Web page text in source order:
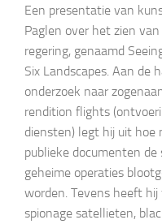
Een presentatie van
Paglen over het zien
regering, genaamd
Six Landscapes. Aan de
onderzoek naar
rendition flights
diensten) legt hij uit hoe
publieke documenten
geheime operaties
worden. Tevens heeft hij
spionage satellieten,